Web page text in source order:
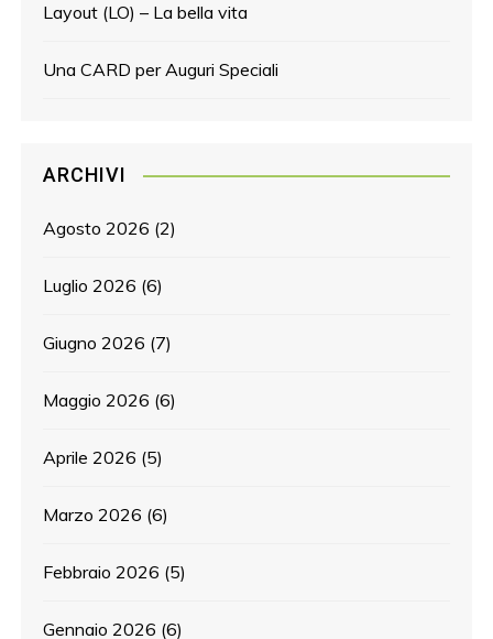
Layout (LO) – La bella vita
Una CARD per Auguri Speciali
ARCHIVI
Agosto 2026 (2)
Luglio 2026 (6)
Giugno 2026 (7)
Maggio 2026 (6)
Aprile 2026 (5)
Marzo 2026 (6)
Febbraio 2026 (5)
Gennaio 2026 (6)